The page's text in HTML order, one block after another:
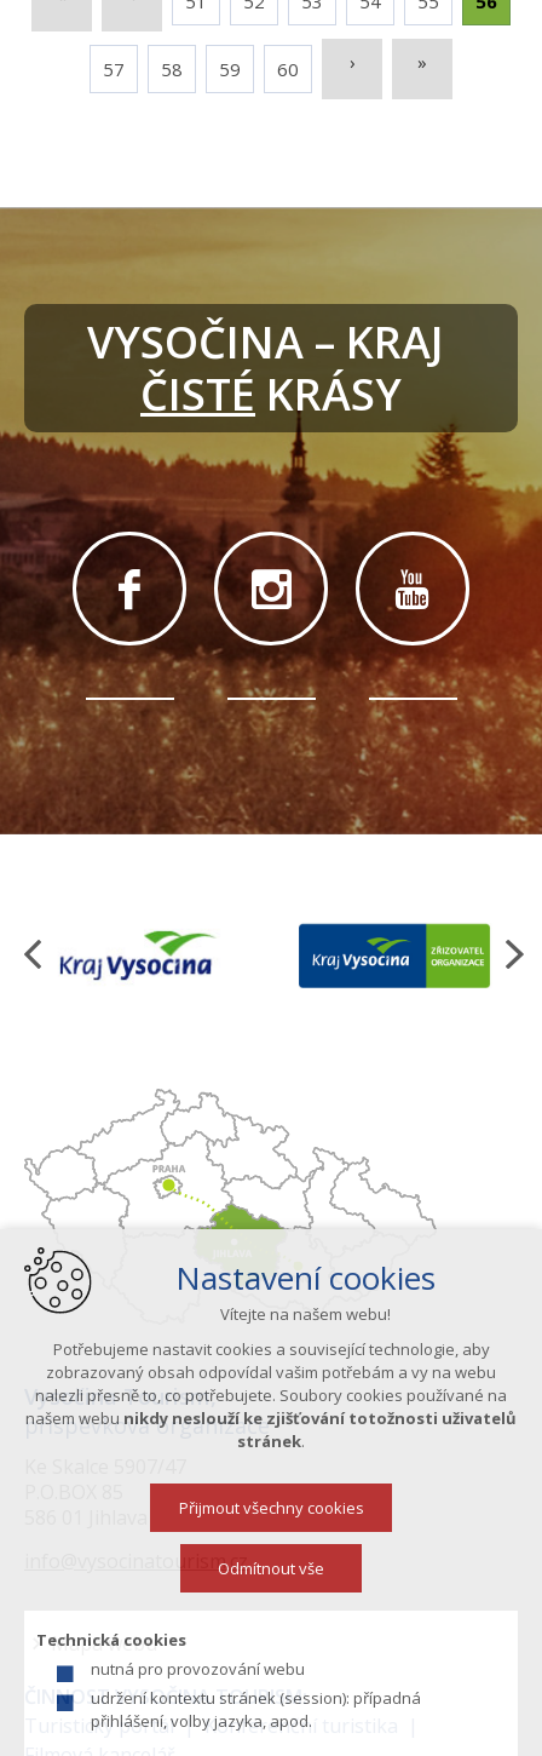
57 58 59 60 › »
VYSOČINA – KRAJ
ČISTÉ KRÁSY
ČINNOST VYSOČINA TOURISM:
Turistický portál
Konferenční turistika
Vysočina Tourism,
příspěvková organizace
info@vysocinatourism.cz
Menu
Mapa webu
Nastavení cookies
Vítejte na našem webu!
Potřebujeme nastavit cookies a související technologie, aby
zobrazovaný obsah odpovídal vašim potřebám a vy na webu
nalezli přesně to, co potřebujete. Soubory cookies používané na
našem webu nikdy neslouží ke zjišťování totožnosti uživatelů
stránek.
Technická cookies
nutná pro provozování webu
udržení kontextu stránek (session): případná
přihlášení, volby jazyka, apod.
Přijmout všechny cookies
Odmítnout vše